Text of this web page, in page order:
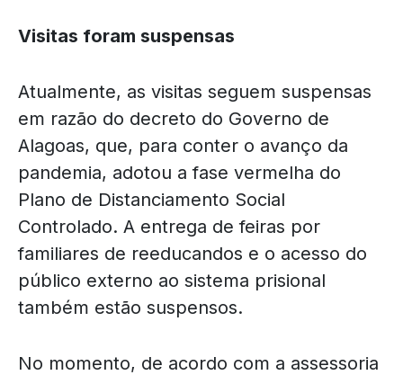
Visitas foram suspensas
Atualmente, as visitas seguem suspensas
em razão do decreto do Governo de
Alagoas, que, para conter o avanço da
pandemia, adotou a fase vermelha do
Plano de Distanciamento Social
Controlado. A entrega de feiras por
familiares de reeducandos e o acesso do
público externo ao sistema prisional
também estão suspensos.
No momento, de acordo com a assessoria